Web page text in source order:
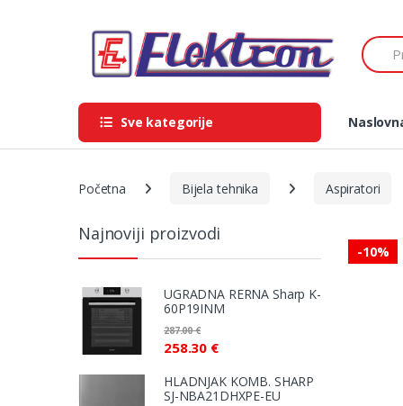
Sve kategorije
Početna Bijela tehnika Aspiratori
-10%
Najnoviji proizvodi
UGRADNA RERNA Sharp K-
60P19INM
258.30 €
287.00€
HLADNJAK KOMB. SHARP
SJ-NBA21DHXPE-EU